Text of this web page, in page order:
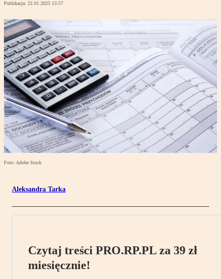
Publikacja: 22.01.2025 13:57
Foto: Adobe Stock
Aleksandra Tarka
Czytaj treści PRO.RP.PL za 39 zł
miesięcznie!